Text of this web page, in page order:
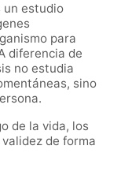
un estudio
para
diferencia de
no estudia
sino
de la vida, los
de forma